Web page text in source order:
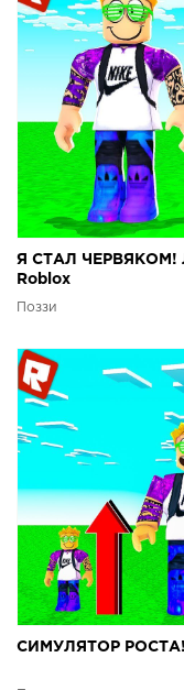
Я СТАЛ ЧЕРВЯКОМ!
Roblox
Поззи
СИМУЛЯТОР РОСТА!